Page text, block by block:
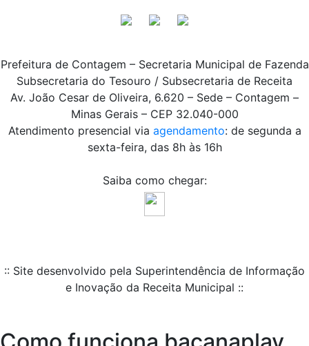
Prefeitura de Contagem – Secretaria Municipal de Fazenda
Subsecretaria do Tesouro / Subsecretaria de Receita
Av. João Cesar de Oliveira, 6.620 – Sede – Contagem –
Minas Gerais – CEP 32.040-000
Atendimento presencial via agendamento: de segunda a
sexta-feira, das 8h às 16h
Saiba como chegar:
:: Site desenvolvido pela Superintendência de Informação
e Inovação da Receita Municipal ::